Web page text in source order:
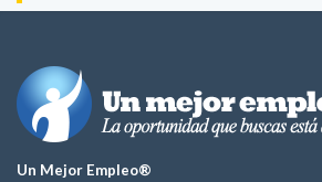
Un Mejor Empleo®